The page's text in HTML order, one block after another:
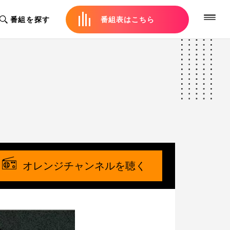
番組を探す 番組表はこちら
オレンジチャンネルを聴く